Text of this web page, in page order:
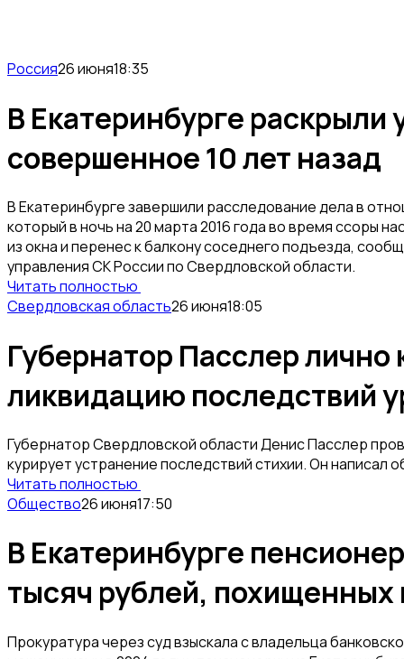
Россия26 июня18:35
В Екатеринбурге
совершенное 10 лет назад
В Екатеринбурге завершили расследование дела в
который в ночь на 20 марта 2016 года во время ссоры
из окна и перенес к балкону соседнего подъезда,
управления СК России по Свердловской области.
Читать полностью
Свердловская область26 июня18:05
Губернатор Пасслер лично
ликвидацию последствий
Губернатор Свердловской области Денис Пасслер
курирует устранение последствий стихии. Он написал
Читать полностью
Общество26 июня17:50
В Екатеринбурге
тысяч рублей,
Прокуратура через суд взыскала с владельца